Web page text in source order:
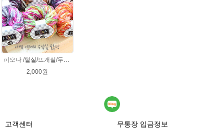
2,000원
고객센터 무통장 입금정보